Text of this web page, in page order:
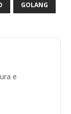
GOLANG
e